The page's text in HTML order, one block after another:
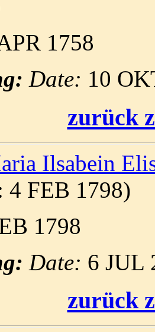
1758
Date: 10
zurück
Ilsabein
4 FEB 1798)
1798
Date: 6 JUL
zurück